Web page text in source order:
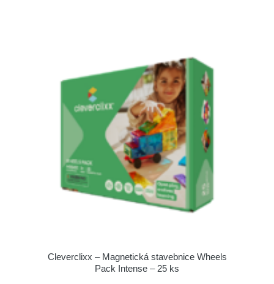
Cleverclixx – Magnetická stavebnice Wheels
Pack Intense – 25 ks